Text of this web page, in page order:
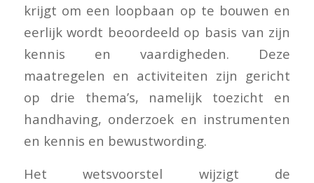
krijgt om een loopbaan op te bouwen en
eerlijk wordt beoordeeld op basis van zijn
kennis en vaardigheden. Deze
maatregelen en activiteiten zijn gericht
op drie thema’s, namelijk toezicht en
handhaving, onderzoek en instrumenten
en kennis en bewustwording.
Het wetsvoorstel wijzigt de